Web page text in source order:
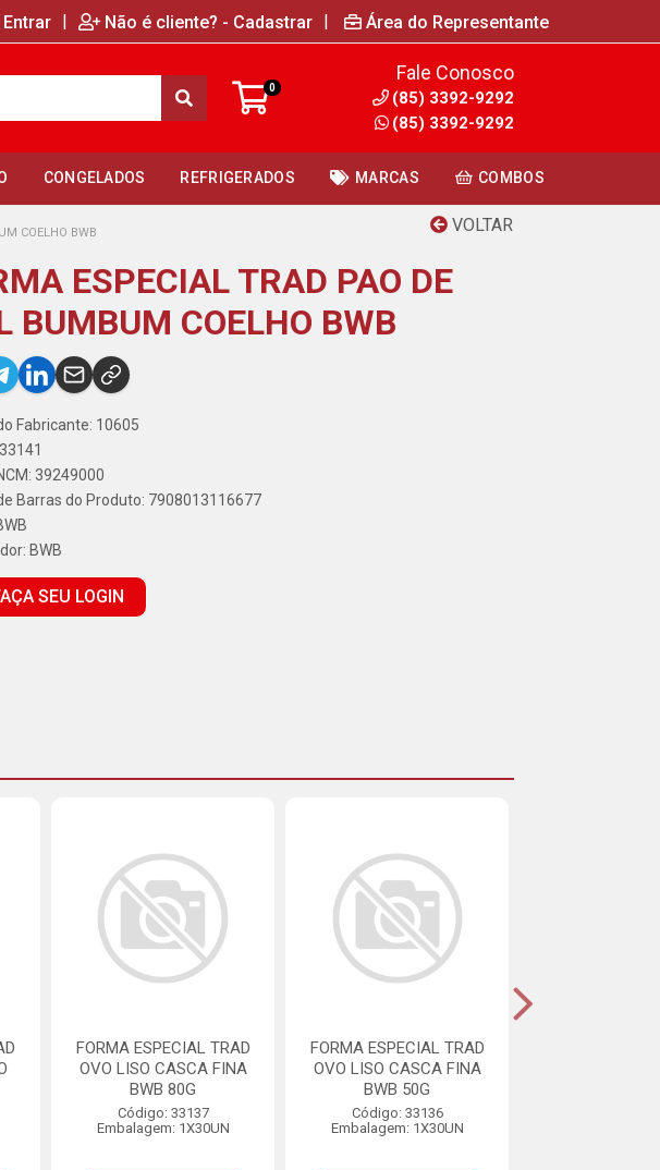
| Não é cliente? - Cadastrar | Área do Representante
0
Fale Conosco
(85) 3392-9292
(85) 3392-9292
CONGELADOS REFRIGERADOS MARCAS COMBOS
VOLTAR
COELHO BWB
ESPECIAL TRAD PAO DE
BUMBUM COELHO BWB
Fabricante: 10605
39249000
Barras do Produto: 7908013116677
BWB
SEU LOGIN
FORMA ESPECIAL TRAD
OVO LISO CASCA FINA
BWB 80G
Código: 33137
Embalagem: 1X30UN
FORMA ESPECIAL TRAD
OVO LISO CASCA FINA
BWB 50G
Código: 33136
Embalagem: 1X30UN